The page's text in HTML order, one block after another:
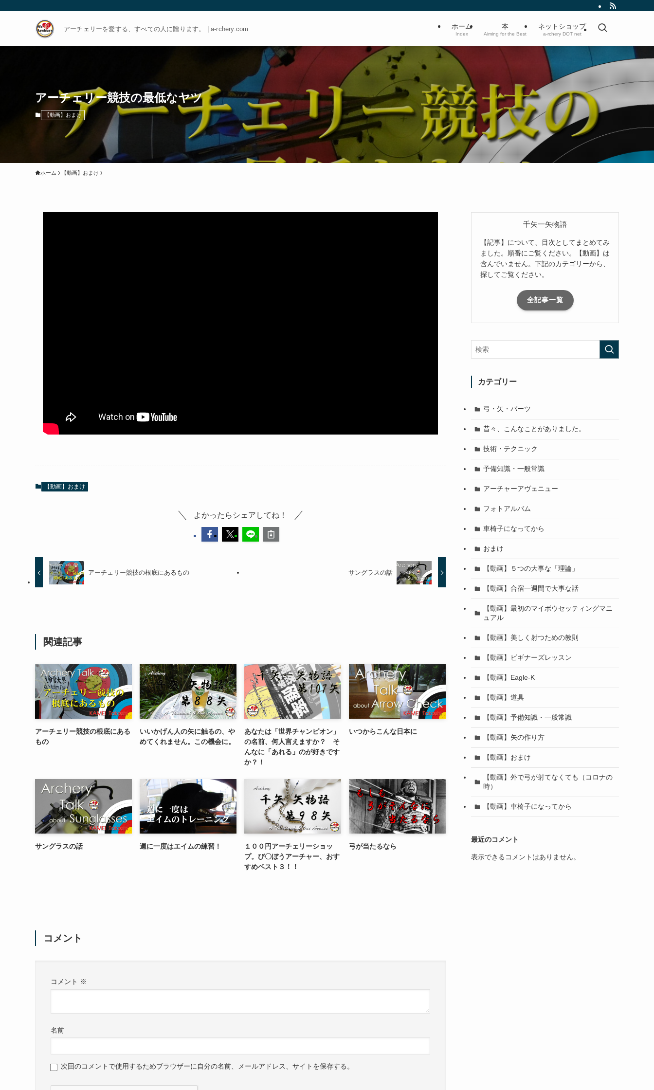
アーチェリーを愛する、すべての人に贈ります。 | a-rchery.com ホーム
Index
本
Aiming for the Best
ネットショップ
a-rchery DOT net
アーチェリー競技の最低なヤツ
【動画】おまけ
ホーム 【動画】おまけ
【動画】おまけ
よかったらシェアしてね！
アーチェリー競技の根底にあるもの サングラスの話
関連記事
アーチェリー競技の根底にある
もの
いいかげん人の矢に触るの、や
めてくれません。この機会に。
あなたは「世界チャンピオン」
の名前、何人言えますか？ そ
んなに「あれる」のが好きです
か？！
いつからこんな日本に
サングラスの話 週に一度はエイムの練習！
１００円アーチェリーショッ
プ。び〇ぼうアーチャー、おす
すめベスト３！！
弓が当たるなら
コメント
コメント ※
名前
次回のコメントで使用するためブラウザーに自分の名前、メールアドレス、サイトを保存する。
千矢一矢物語
【記事】について、目次としてまとめてみ
ました。順番にご覧ください。【動画】は
含んでいません。下記のカテゴリーから、
探してご覧ください。
全記事一覧
カテゴリー
弓・矢・パーツ
昔々、こんなことがありました。
技術・テクニック
予備知識・一般常識
アーチャーアヴェニュー
フォトアルバム
車椅子になってから
おまけ
【動画】５つの大事な「理論」
【動画】合宿一週間で大事な話
【動画】最初のマイボウセッティングマニ
ュアル
【動画】美しく射つための教則
【動画】ビギナーズレッスン
【動画】Eagle-K
【動画】道具
【動画】予備知識・一般常識
【動画】矢の作り方
【動画】おまけ
【動画】外で弓が射てなくても（コロナの
時）
【動画】車椅子になってから
最近のコメント
表示できるコメントはありません。